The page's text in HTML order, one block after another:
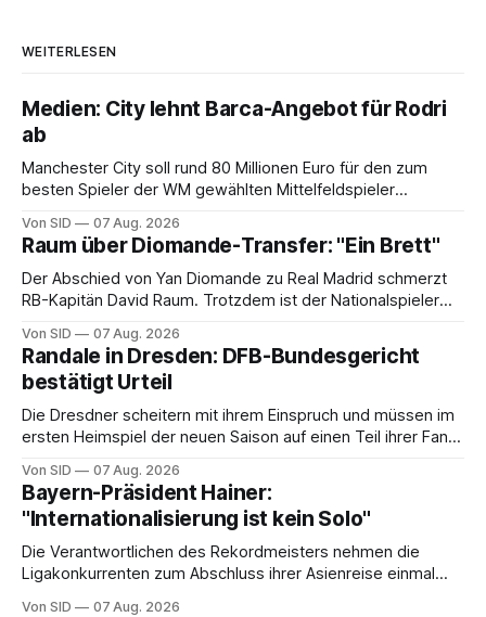
WEITERLESEN
Medien: City lehnt Barca-Angebot für Rodri
ab
Manchester City soll rund 80 Millionen Euro für den zum
besten Spieler der WM gewählten Mittelfeldspieler
Von SID 07 Aug. 2026
Raum über Diomande-Transfer: "Ein Brett"
Der Abschied von Yan Diomande zu Real Madrid schmerzt
RB-Kapitän David Raum. Trotzdem ist der Nationalspieler
Von SID 07 Aug. 2026
Randale in Dresden: DFB-Bundesgericht
bestätigt Urteil
Die Dresdner scheitern mit ihrem Einspruch und müssen im
ersten Heimspiel der neuen Saison auf einen Teil ihrer Fans
Von SID 07 Aug. 2026
Bayern-Präsident Hainer:
"Internationalisierung ist kein Solo"
Die Verantwortlichen des Rekordmeisters nehmen die
Ligakonkurrenten zum Abschluss ihrer Asienreise einmal
Von SID 07 Aug. 2026